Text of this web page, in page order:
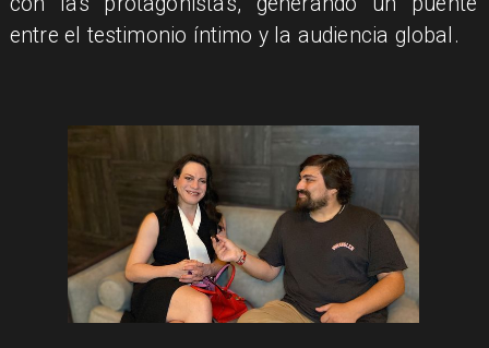
entre el testimonio íntimo y la audiencia global.